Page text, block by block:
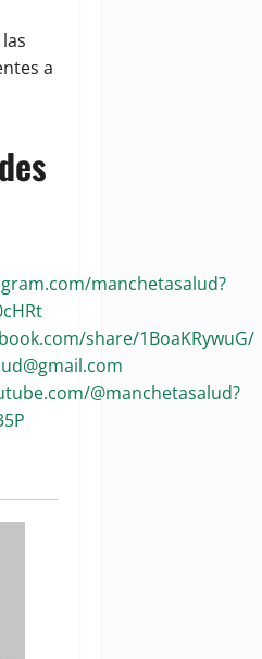
a
manchetasalud?
share/1BoaKRywuG/
@manchetasalud?